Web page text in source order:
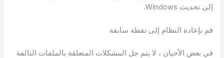
إلى تحديث Windows.
قم بإعادة النظام إلى نقطة سابقة
في بعض الأحيان ، لا يتم حل المشكلات المتعلقة بالملفات التالفة